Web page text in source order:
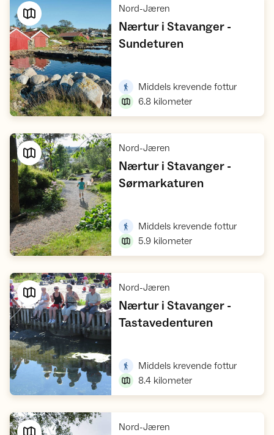
Nord-Jæren
Nærtur i Stavanger -
Sundeturen,
Middels krevende fottur,
6.8 kilometer
Nord-Jæren
Nærtur i Stavanger -
Sørmarkaturen,
Middels krevende fottur,
5.9 kilometer
Nord-Jæren
Nærtur i Stavanger -
Tastavedenturen,
Middels krevende fottur,
8.4 kilometer
Nord-Jæren